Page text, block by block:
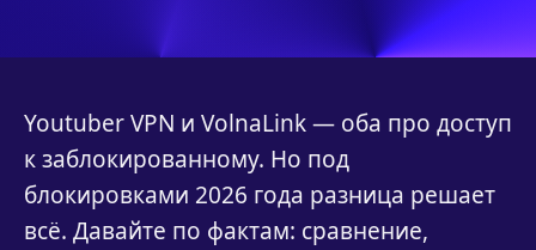
Youtuber VPN и VolnaLink — оба про доступ
к заблокированному. Но под
блокировками 2026 года разница решает
всё. Давайте по фактам: сравнение,